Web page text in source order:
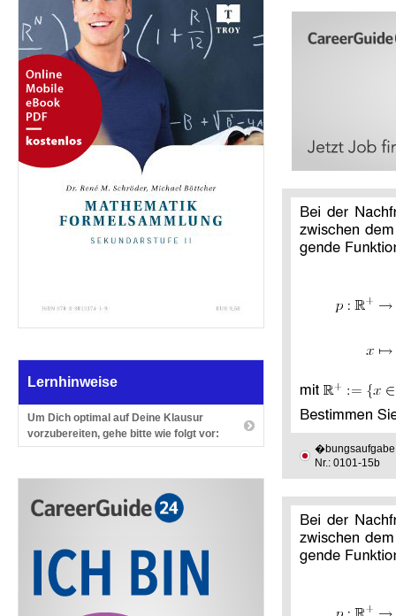
Lernhinweise
Um Dich optimal auf Deine Klausur
vorzubereiten, gehe bitte wie folgt vor:
�bungsaufgabe
Nr.: 0101-15b